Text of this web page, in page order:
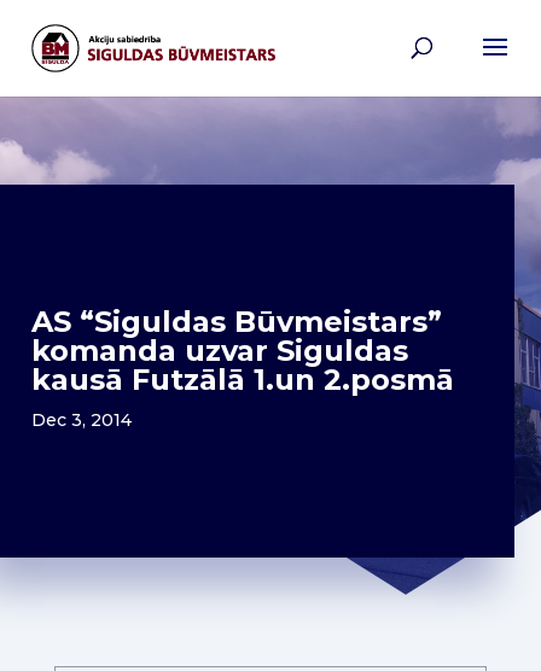
AS “Siguldas Būvmeistars”
komanda uzvar Siguldas
kausā Futzālā 1.un 2.posmā
Dec 3, 2014